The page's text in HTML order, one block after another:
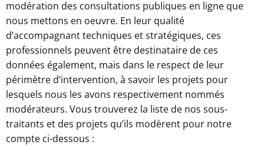
modération des consultations publiques en ligne que
nous mettons en oeuvre. En leur qualité
d’accompagnant techniques et stratégiques, ces
professionnels peuvent être destinataire de ces
données également, mais dans le respect de leur
périmètre d’intervention, à savoir les projets pour
lesquels nous les avons respectivement nommés
modérateurs. Vous trouverez la liste de nos sous-
traitants et des projets qu’ils modèrent pour notre
compte ci-dessous :